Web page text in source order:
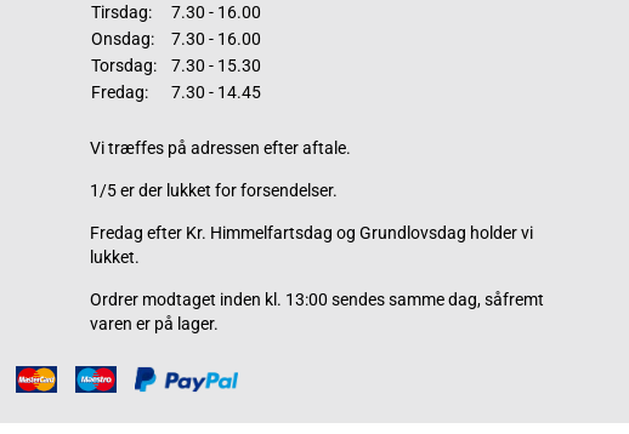
Tirsdag:
7.30 - 16.00
Onsdag:
7.30 - 16.00
Torsdag:
7.30 - 15.30
Fredag:
7.30 - 14.45
Vi træffes på adressen efter aftale.
1/5 er der lukket for forsendelser.
Fredag efter Kr. Himmelfartsdag og Grundlovsdag holder vi
lukket.
Ordrer modtaget inden kl. 13:00 sendes samme dag, såfremt
varen er på lager.